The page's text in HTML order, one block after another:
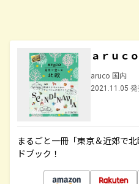
ａｒｕｃ
aruco 国内
2021.11.05
まるごと一冊「東京＆近郊で
ドブック！